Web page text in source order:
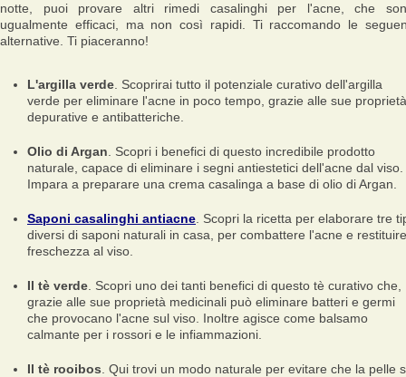
notte, puoi provare altri rimedi casalinghi per l'acne, che
ugualmente efficaci, ma non così rapidi. Ti raccomando le
alternative. Ti piaceranno!
L'argilla verde . Scoprirai tutto il potenziale curativo dell'argilla
verde per eliminare l'acne in poco tempo, grazie alle sue proprietà
depurative e antibatteriche.
Olio di Argan . Scopri i benefici di questo incredibile prodotto
naturale, capace di eliminare i segni antiestetici dell'acne dal viso.
Impara a preparare una crema casalinga a base di olio di Argan.
Saponi casalinghi antiacne . Scopri la ricetta per elaborare tre
diversi di saponi naturali in casa, per combattere l'acne e restituire
freschezza al viso.
Il tè verde . Scopri uno dei tanti benefici di questo tè curativo che,
grazie alle sue proprietà medicinali può eliminare batteri e germi
che provocano l'acne sul viso. Inoltre agisce come balsamo
calmante per i rossori e le infiammazioni.
Il tè rooibos . Qui trovi un modo naturale per evitare che la pelle